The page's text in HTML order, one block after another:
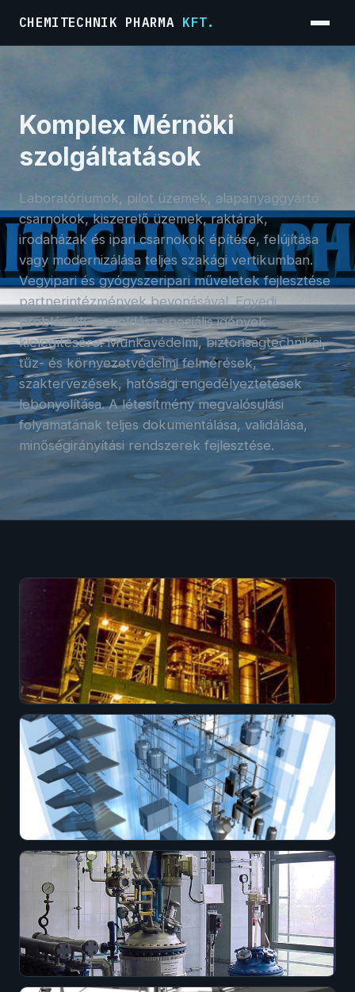
CHEMITECHNIK PHARMA KFT. Menü
Komplex Mérnöki
szolgáltatások
Laboratóriumok, pilot üzemek, alapanyaggyártó
csarnokok, kiszerelő üzemek, raktárak,
irodaházak és ipari csarnokok építése, felújítása
vagy modernizálása teljes szakági vertikumban.
Vegyipari és gyógyszeripari műveletek fejlesztése
partnerintézmények bevonásával. Egyedi
problémák megoldása speciális igények
kielégítésére. Munkavédelmi, biztonságtechnikai,
tűz- és környezetvédelmi felmérések,
szaktervezések, hatósági engedélyeztetések
lebonyolítása. A létesítmény megvalósulási
folyamatának teljes dokumentálása, validálása,
minőségirányítási rendszerek fejlesztése.